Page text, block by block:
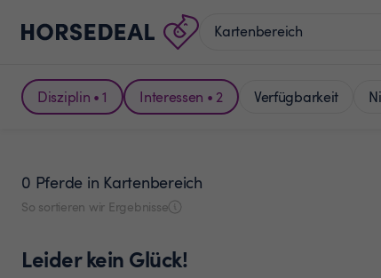
Disziplin • 1 Interessen • 2 Verfügbarkeit
0 Pferde in Kartenbereich
So sortieren wir Ergebnisse
Leider kein Glück!